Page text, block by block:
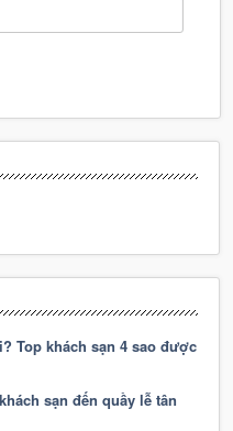
Top khách sạn 4 sao được
sạn đến quầy lễ tân